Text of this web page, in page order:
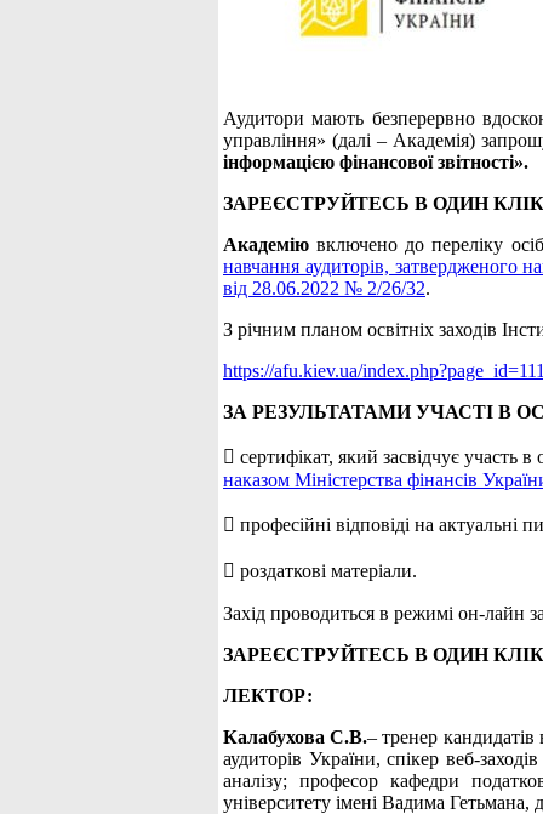
Аудитори мають безперервно
управління» (далі – Академія)
інформацією фінансової звітності».
ЗАРЕЄСТРУЙТЕСЬ В ОДИН
Академію включено до переліку
навчання аудиторів, затвердженого
від 28.06.2022 № 2/26/32.
З річним планом освітніх заходів
https://afu.kiev.ua/
ЗА РЕЗУЛЬТАТАМИ УЧАСТІ В
 сертифікат, який засвідчує участь в
наказом Міністерства фінансів
 професійні відповіді на актуальні
 роздаткові матеріали.
Захід проводиться в режимі он-лайн
ЗАРЕЄСТРУЙТЕСЬ В ОДИН
ЛЕКТОР:
Калабухова С.В.– тренер кандидатів
аудиторів України, спікер веб-
аналізу; професор кафедри
університету імені Вадима Гетьмана,